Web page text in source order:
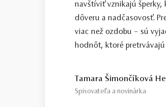
navštíviť vznikajú šperky,
dôveru a nadčasovosť.
viac než ozdobu – sú
hodnôt, ktoré
Tamara Šimončíková
Spisovateľa a novinárka